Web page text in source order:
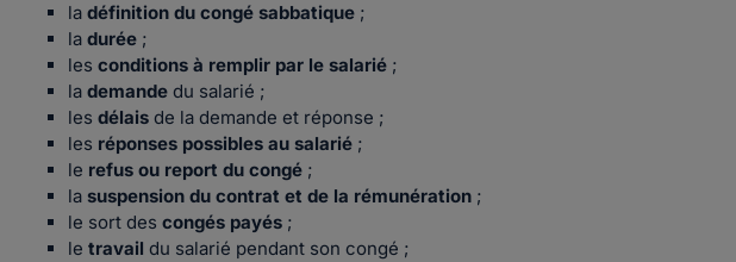
la définition du congé sabbatique ;
la durée ;
les conditions à remplir par le salarié ;
la demande du salarié ;
les délais de la demande et réponse ;
les réponses possibles au salarié ;
le refus ou report du congé ;
la suspension du contrat et de la rémunération ;
le sort des congés payés ;
le travail du salarié pendant son congé ;